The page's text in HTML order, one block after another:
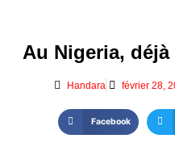
Au Nigeria,
Handara février 28,
Facebook